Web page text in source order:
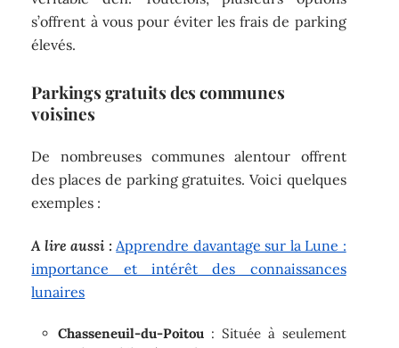
s’offrent à vous pour éviter les frais de parking
élevés.
Parkings gratuits des communes
voisines
De nombreuses communes alentour offrent
des places de parking gratuites. Voici quelques
exemples :
A lire aussi : Apprendre davantage sur la Lune :
importance et intérêt des connaissances
lunaires
Chasseneuil-du-Poitou : Située à seulement